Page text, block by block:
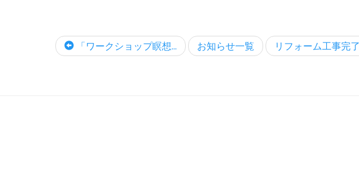
「ワークショップ瞑想... お知らせ一覧 リフォーム工事完